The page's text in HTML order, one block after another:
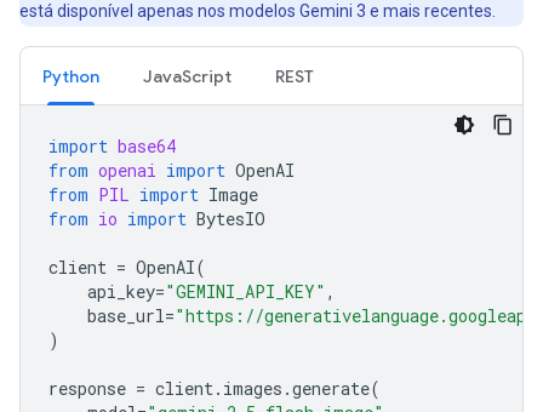
está disponível apenas nos modelos Gemini 3 e mais recentes.
Python JavaScript REST
import base64
from openai import OpenAI
from PIL import Image
from io import BytesIO
client = OpenAI(
api_key="GEMINI_API_KEY" ,
base_url="https://
)
response = client. images .generate(